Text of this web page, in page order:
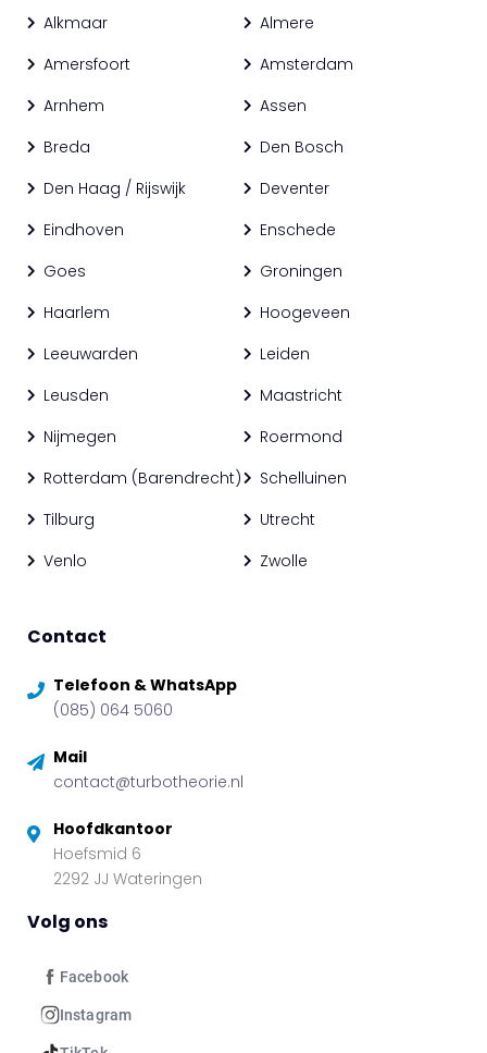
Alkmaar
Almere
Amersfoort
Amsterdam
Arnhem
Assen
Breda
Den Bosch
Den Haag / Rijswijk
Deventer
Eindhoven
Enschede
Goes
Groningen
Haarlem
Hoogeveen
Leeuwarden
Leiden
Leusden
Maastricht
Nijmegen
Roermond
Rotterdam (Barendrecht)
Schelluinen
Tilburg
Utrecht
Venlo
Zwolle
Contact
Telefoon & WhatsApp
(085) 064 5060
Mail
contact@turbotheorie.nl
Hoofdkantoor
Hoefsmid 6
2292 JJ Wateringen
Volg ons
Facebook
Instagram